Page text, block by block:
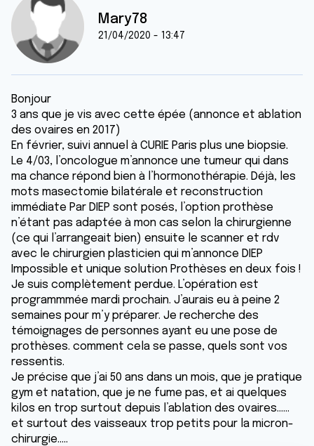
Mary78
21/04/2020 - 13:47
Bonjour
3 ans que je vis avec cette épée (annonce et ablation
des ovaires en 2017)
En février, suivi annuel à CURIE Paris plus une biopsie.
Le 4/03, l’oncologue m’annonce une tumeur qui dans
ma chance répond bien à l’hormonothérapie. Déjà, les
mots masectomie bilatérale et reconstruction
immédiate Par DIEP sont posés, l’option prothèse
n’étant pas adaptée à mon cas selon la chirurgienne
(ce qui l’arrangeait bien) ensuite le scanner et rdv
avec le chirurgien plasticien qui m’annonce DIEP
Impossible et unique solution Prothèses en deux fois !
Je suis complètement perdue. L’opération est
programmmée mardi prochain. J’aurais eu à peine 2
semaines pour m’y préparer. Je recherche des
témoignages de personnes ayant eu une pose de
prothèses. comment cela se passe, quels sont vos
ressentis.
Je précise que j’ai 50 ans dans un mois, que je pratique
gym et natation, que je ne fume pas, et ai quelques
kilos en trop surtout depuis l’ablation des ovaires......
et surtout des vaisseaux trop petits pour la micron-
chirurgie.....